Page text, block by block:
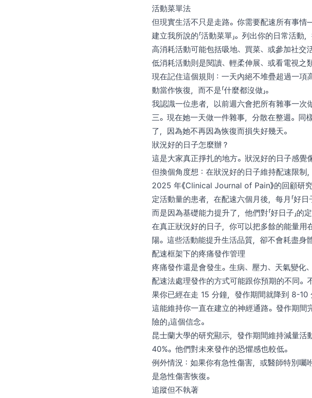
活動菜單法
但現實生活不只是走路。你需要配速所有事
建立我所說的「活動菜單」。列出你的日常活動
高消耗活動可能包括吸地、買菜、或參加社交
低消耗活動則是閱讀、輕柔伸展、或看電視之
現在記住這個規則：一天內絕不堆疊超過一
動當作恢復，而不是「什麼都沒做」。
我認識一位患者，以前週六會把所有雜事一
三。現在她一天做一件雜事，分散在整週。同
了，因為她不再因為恢復而損失好幾天。
狀況好的日子怎麼辦？
這是大家真正掙扎的地方。狀況好的日子感覺
但換個角度想：在狀況好的日子維持配速限制
2025 年《Clinical Journal of Pain》的回顧研
定活動量的患者，在配速六個月後，每月「好
而是因為基礎能力提升了，他們對「好日子」的
在真正狀況好的日子，你可以把多餘的能量用
陽。這些活動能提升生活品質，卻不會耗盡身
配速框架下的疼痛發作管理
疼痛發作還是會發生。生病、壓力、天氣變
配速法處理發作的方式可能跟你預期的不同
果你已經在走 15 分鐘，發作期間就降到 8-10
這能維持你一直在建立的神經通路。發作期間
險的」這個信念。
昆士蘭大學的研究顯示，發作期間維持減量
40%。他們對未來發作的恐懼感也較低。
例外情況：如果你有急性傷害，或醫師特別囑
是急性傷害恢復。
追蹤但不執著